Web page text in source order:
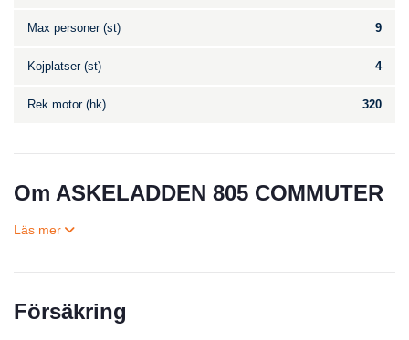
Max personer (st) 9
Kojplatser (st) 4
Rek motor (hk) 320
Om ASKELADDEN 805 COMMUTER
Försäkring